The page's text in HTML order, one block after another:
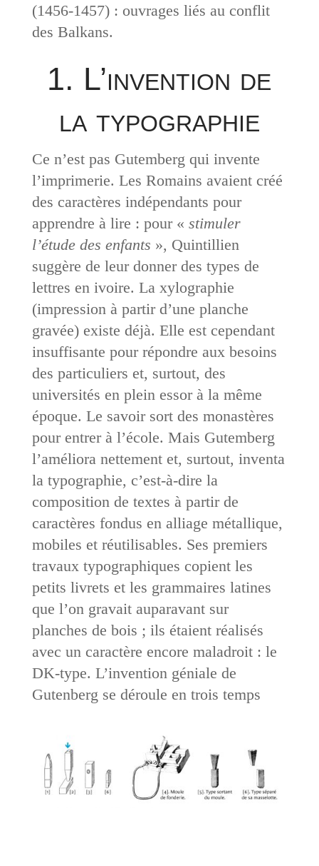
(1456-1457) : ouvrages liés au conflit
des Balkans.
1. L’invention de
la typographie
Ce n’est pas Gutemberg qui invente
l’imprimerie. Les Romains avaient créé
des caractères indépendants pour
apprendre à lire : pour « stimuler
l’étude des enfants », Quintillien
suggère de leur donner des types de
lettres en ivoire. La xylographie
(impression à partir d’une planche
gravée) existe déjà. Elle est cependant
insuffisante pour répondre aux besoins
des particuliers et, surtout, des
universités en plein essor à la même
époque. Le savoir sort des monastères
pour entrer à l’école. Mais Gutemberg
l’améliora nettement et, surtout, inventa
la typographie, c’est-à-dire la
composition de textes à partir de
caractères fondus en alliage métallique,
mobiles et réutilisables. Ses premiers
travaux typographiques copient les
petits livrets et les grammaires latines
que l’on gravait auparavant sur
planches de bois ; ils étaient réalisés
avec un caractère encore maladroit : le
DK-type. L’invention géniale de
Gutenberg se déroule en trois temps